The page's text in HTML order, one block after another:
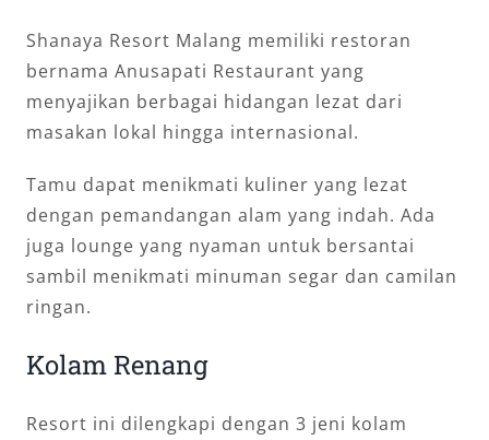
Shanaya Resort Malang memiliki restoran
bernama Anusapati Restaurant yang
menyajikan berbagai hidangan lezat dari
masakan lokal hingga internasional.
Tamu dapat menikmati kuliner yang lezat
dengan pemandangan alam yang indah. Ada
juga lounge yang nyaman untuk bersantai
sambil menikmati minuman segar dan camilan
ringan.
Kolam Renang
Resort ini dilengkapi dengan 3 jeni kolam